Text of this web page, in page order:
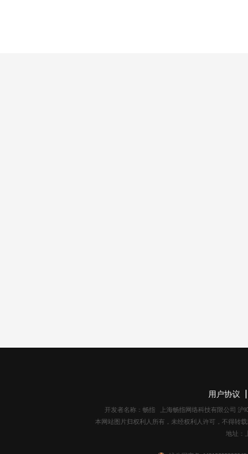
用户协议
开发者名称：畅指 上海畅指网络科技有限公司 沪
本网站图片归权利人所有，未经权利人许可，不得转
地址：